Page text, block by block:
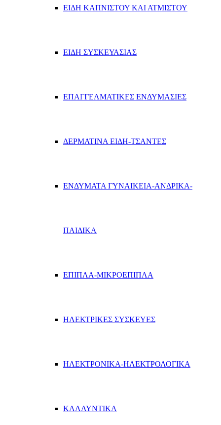
ΕΙΔΗ ΚΑΠΝΙΣΤΟΥ ΚΑΙ ΑΤΜΙΣΤΟΥ
ΕΙΔΗ ΣΥΣΚΕΥΑΣΙΑΣ
ΕΠΑΓΓΕΛΜΑΤΙΚΕΣ ΕΝΔΥΜΑΣΙΕΣ
ΔΕΡΜΑΤΙΝΑ ΕΙΔΗ-ΤΣΑΝΤΕΣ
ΕΝΔΥΜΑΤΑ ΓΥΝΑΙΚΕΙΑ-ΑΝΔΡΙΚΑ-
ΠΑΙΔΙΚΑ
ΕΠΙΠΛΑ-ΜΙΚΡΟΕΠΙΠΛΑ
ΗΛΕΚΤΡΙΚΕΣ ΣΥΣΚΕΥΕΣ
ΗΛΕΚΤΡΟΝΙΚΑ-ΗΛΕΚΤΡΟΛΟΓΙΚΑ
ΚΑΛΛΥΝΤΙΚΑ